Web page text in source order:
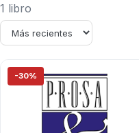
1 libro
-30%